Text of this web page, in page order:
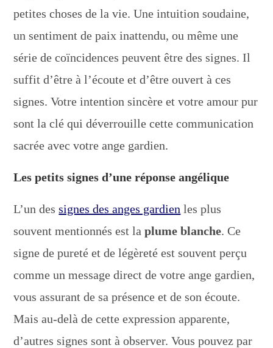
petites choses de la vie. Une intuition soudaine,
un sentiment de paix inattendu, ou même une
série de coïncidences peuvent être des signes. Il
suffit d’être à l’écoute et d’être ouvert à ces
signes. Votre intention sincère et votre amour pur
sont la clé qui déverrouille cette communication
sacrée avec votre ange gardien.
Les petits signes d’une réponse angélique
L’un dessignes des anges gardien les plus
souvent mentionnés est laplume blanche. Ce
signe de pureté et de légèreté est souvent perçu
comme un message direct de votre ange gardien,
vous assurant de sa présence et de son écoute.
Mais au-delà de cette expression apparente,
d’autres signes sont à observer. Vous pouvez par